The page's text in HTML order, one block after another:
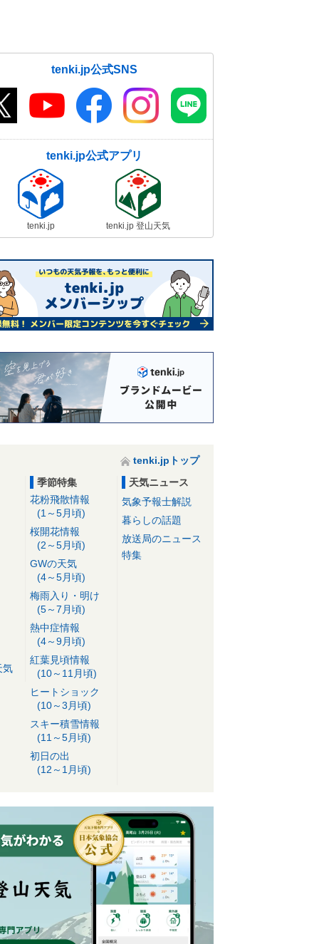
tenki.jp公式SNS
tenki.jp公式アプリ
tenki.jp tenki.jp 登山天気
tenki.jpトップ
気
季節特集
花粉飛散情報
(1～5月頃)
桜開花情報
(2～5月頃)
GWの天気
(4～5月頃)
梅雨入り・明け
(5～7月頃)
熱中症情報
(4～9月頃)
紅葉見頃情報
(10～11月頃)
ヒートショック
(10～3月頃)
スキー積雪情報
(11～5月頃)
初日の出
(12～1月頃)
天気ニュース
気象予報士解説
暮らしの話題
放送局のニュース
特集